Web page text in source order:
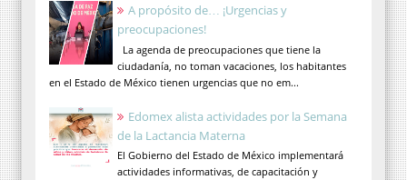
A propósito de… ¡Urgencias y
preocupaciones!
La agenda de preocupaciones que tiene la
ciudadanía, no toman vacaciones, los habitantes
en el Estado de México tienen urgencias que no em...
Edomex alista actividades por la Semana
de la Lactancia Materna
El Gobierno del Estado de México implementará
actividades informativas, de capacitación y